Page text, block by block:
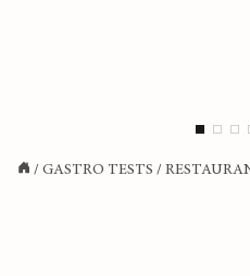
/ GASTRO TESTS /